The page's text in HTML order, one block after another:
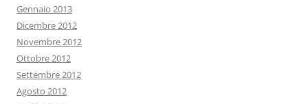
Gennaio 2013
Dicembre 2012
Novembre 2012
Ottobre 2012
Settembre 2012
Agosto 2012